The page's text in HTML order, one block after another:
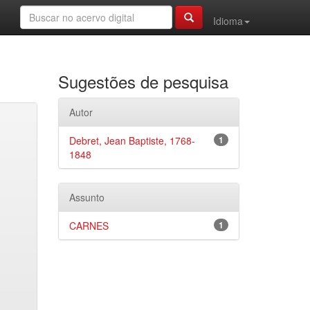
Idioma
Sugestões de pesquisa
Autor
1
Debret, Jean Baptiste, 1768-
1848
Assunto
1
CARNES